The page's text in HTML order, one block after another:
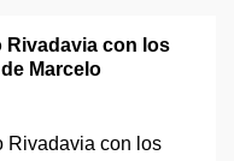
Rivadavia con los
Marcelo